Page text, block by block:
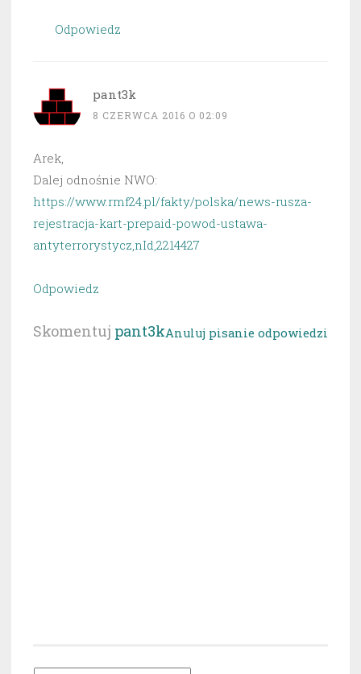
Odpowiedz
pant3k
8 CZERWCA 2016 O 02:09
Arek,
Dalej odnośnie NWO:
https://www.rmf24.pl/fakty/polska/news-rusza-
rejestracja-kart-prepaid-powod-ustawa-
antyterrorystycz,nId,2214427
Odpowiedz
Skomentuj pant3kAnuluj pisanie odpowiedzi